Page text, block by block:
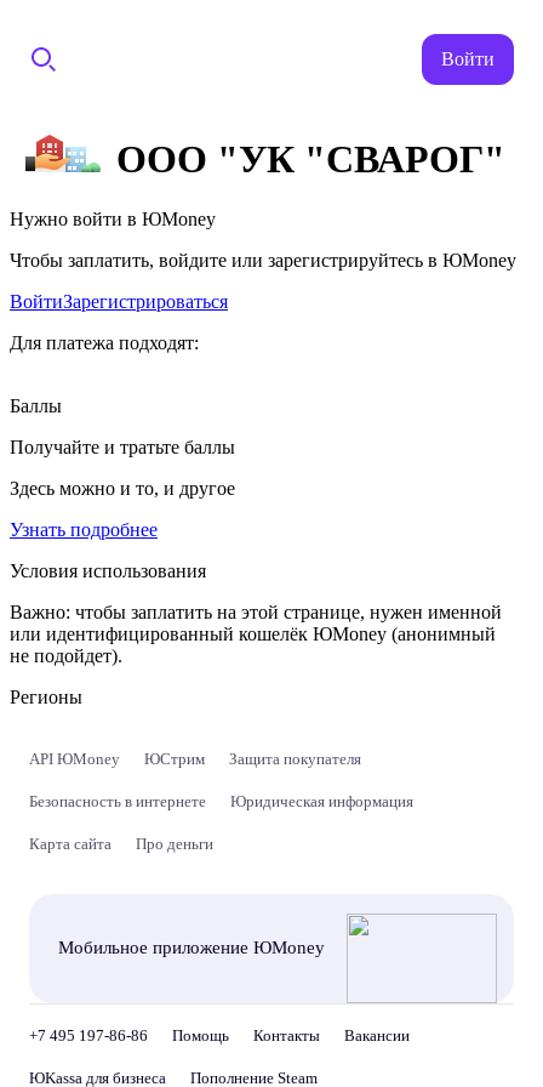
Войти
ООО "УК "СВАРОГ"
Нужно войти в ЮMoney
Чтобы заплатить, войдите или зарегистрируйтесь в ЮMoney
ВойтиЗарегистрироваться
Для платежа подходят:
Баллы
Получайте и тратьте баллы
Здесь можно и то, и другое
Узнать подробнее
Условия использования
Важно: чтобы заплатить на этой странице, нужен именной
или идентифицированный кошелёк ЮMoney (анонимный
не подойдет).
Регионы
API ЮMoney ЮСтрим Защита покупателя
Безопасность в интернете Юридическая информация
Карта сайта Про деньги
Мобильное приложение ЮMoney
+7 495 197-86-86 Помощь Контакты Вакансии
ЮKassa для бизнеса Пополнение Steam